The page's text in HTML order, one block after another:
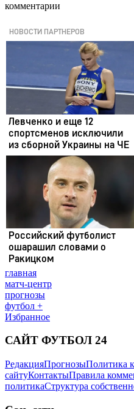
комментарии
главная
матч-центр
прогнозы
футбол +
Избранное
САЙТ ФУТБОЛ 24
РедакцияПрогнозыПолитика
сайтуКонтактыПравила
политикаСтруктура